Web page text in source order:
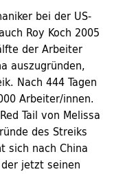
bei der US-
Roy Koch 2005
der Arbeiter
auszugründen,
Nach 444 Tagen
Arbeiter/innen.
Tail von Melissa
des Streiks
sich nach China
jetzt seinen